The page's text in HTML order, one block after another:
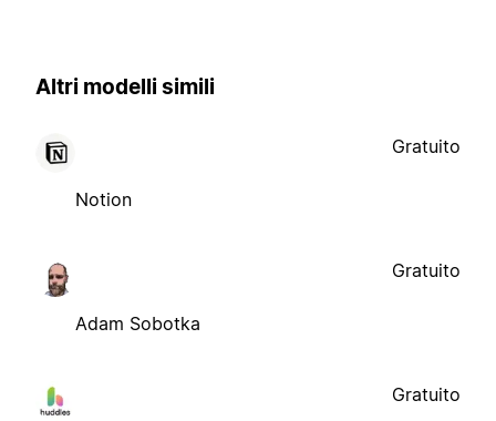
Altri modelli simili
Notion
Gratuito
Adam Sobotka
Gratuito
Gratuito